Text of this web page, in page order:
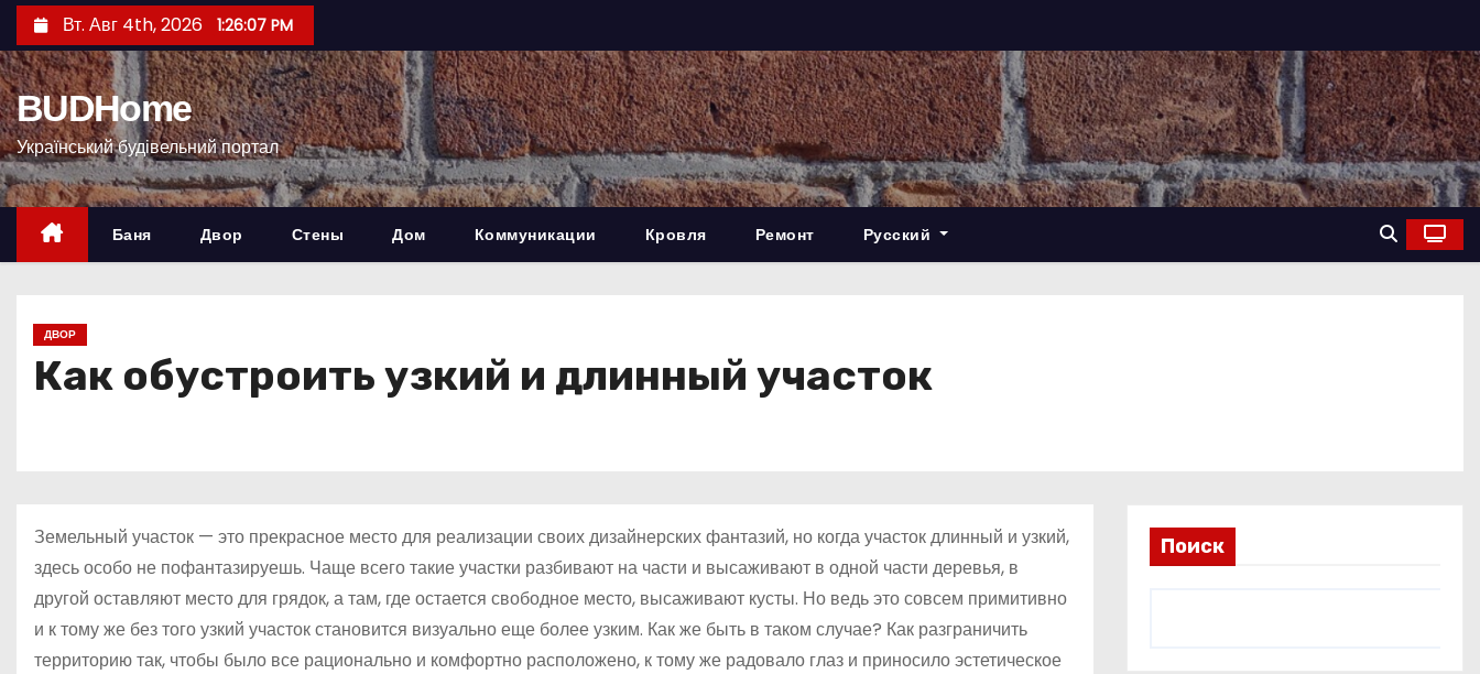
е
р
е
й
т
и
с
Вт. Авг 4th, 2026 1:26:09 PM
BUDHome
Український будівельний портал
Баня Двор Стены Дом Коммуникации Кровля Ремонт Русский
ДВОР
Как обустроить узкий и длинный участок
Земельный участок — это прекрасное место для реализации своих дизайнерских фантазий, но когда участок длинный и узкий,
здесь особо не пофантазируешь. Чаще всего такие участки разбивают на части и высаживают в одной части деревья, в
другой оставляют место для грядок, а там, где остается свободное место, высаживают кусты. Но ведь это совсем примитивно
и к тому же без того узкий участок становится визуально еще более узким. Как же быть в таком случае? Как разграничить
территорию так, чтобы было все рационально и комфортно расположено, к тому же радовало глаз и приносило эстетическое
Поиск